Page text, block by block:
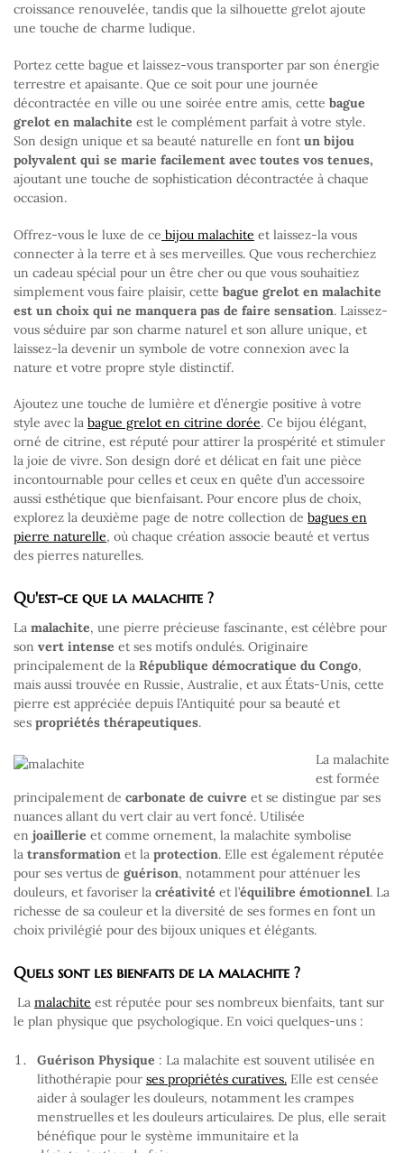
croissance renouvelée, tandis que la silhouette grelot ajoute
une touche de charme ludique.
Portez cette bague et laissez-vous transporter par son énergie
terrestre et apaisante. Que ce soit pour une journée
décontractée en ville ou une soirée entre amis, cette bague
grelot en malachite est le complément parfait à votre style.
Son design unique et sa beauté naturelle en font un bijou
polyvalent qui se marie facilement avec toutes vos tenues,
ajoutant une touche de sophistication décontractée à chaque
occasion.
Offrez-vous le luxe de ce bijou malachite et laissez-la vous
connecter à la terre et à ses merveilles. Que vous recherchiez
un cadeau spécial pour un être cher ou que vous souhaitiez
simplement vous faire plaisir, cette bague grelot en malachite
est un choix qui ne manquera pas de faire sensation. Laissez-
vous séduire par son charme naturel et son allure unique, et
laissez-la devenir un symbole de votre connexion avec la
nature et votre propre style distinctif.
Ajoutez une touche de lumière et d’énergie positive à votre
style avec la bague grelot en citrine dorée. Ce bijou élégant,
orné de citrine, est réputé pour attirer la prospérité et stimuler
la joie de vivre. Son design doré et délicat en fait une pièce
incontournable pour celles et ceux en quête d’un accessoire
aussi esthétique que bienfaisant. Pour encore plus de choix,
explorez la deuxième page de notre collection de bagues en
pierre naturelle, où chaque création associe beauté et vertus
des pierres naturelles.
Qu'est-ce que la malachite ?
La malachite, une pierre précieuse fascinante, est célèbre pour
son vert intense et ses motifs ondulés. Originaire
principalement de la République démocratique du Congo,
mais aussi trouvée en Russie, Australie, et aux États-Unis, cette
pierre est appréciée depuis l’Antiquité pour sa beauté et
ses propriétés thérapeutiques.
La malachite
est formée
principalement de carbonate de cuivre et se distingue par ses
nuances allant du vert clair au vert foncé. Utilisée
en joaillerie et comme ornement, la malachite symbolise
la transformation et la protection. Elle est également réputée
pour ses vertus de guérison, notamment pour atténuer les
douleurs, et favoriser la créativité et l’équilibre émotionnel. La
richesse de sa couleur et la diversité de ses formes en font un
choix privilégié pour des bijoux uniques et élégants.
Quels sont les bienfaits de la malachite ?
La malachite est réputée pour ses nombreux bienfaits, tant sur
le plan physique que psychologique. En voici quelques-uns :
Guérison Physique : La malachite est souvent utilisée en
lithothérapie pour ses propriétés curatives. Elle est censée
aider à soulager les douleurs, notamment les crampes
menstruelles et les douleurs articulaires. De plus, elle serait
bénéfique pour le système immunitaire et la